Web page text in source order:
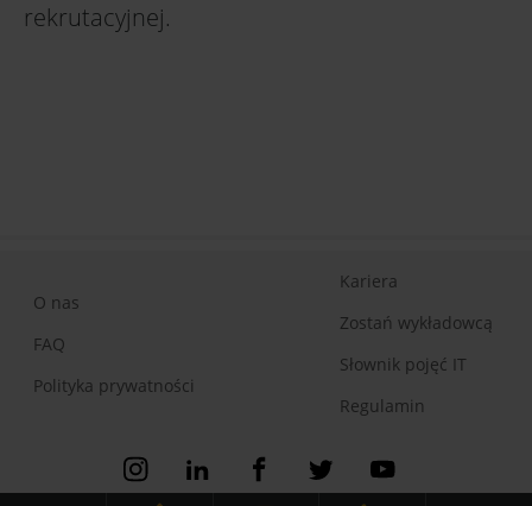
rekrutacyjnej.
O nas
FAQ
Polityka prywatności
Kariera
Zostań wykładowcą
Słownik pojęć IT
Regulamin